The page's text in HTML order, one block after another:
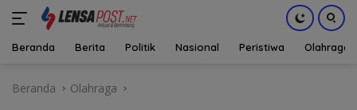
Beranda Berita Politik Nasional Peristiwa Olahraga
Beranda Olahraga